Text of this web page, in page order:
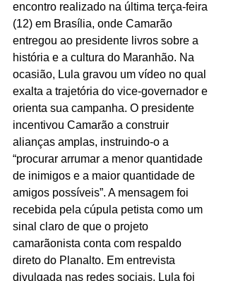
encontro realizado na última terça-feira
(12) em Brasília, onde Camarão
entregou ao presidente livros sobre a
história e a cultura do Maranhão. Na
ocasião, Lula gravou um vídeo no qual
exalta a trajetória do vice-governador e
orienta sua campanha. O presidente
incentivou Camarão a construir
alianças amplas, instruindo-o a
“procurar arrumar a menor quantidade
de inimigos e a maior quantidade de
amigos possíveis”. A mensagem foi
recebida pela cúpula petista como um
sinal claro de que o projeto
camarãonista conta com respaldo
direto do Planalto. Em entrevista
divulgada nas redes sociais, Lula foi